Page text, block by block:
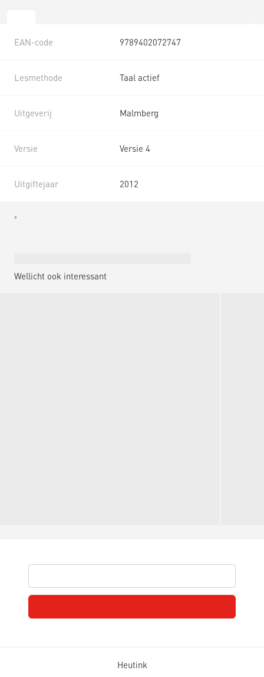
EAN-code 9789402072747
Lesmethode Taal actief
Uitgeverij Malmberg
Versie Versie 4
Uitgiftejaar 2012
Wellicht ook interessant
Heutink